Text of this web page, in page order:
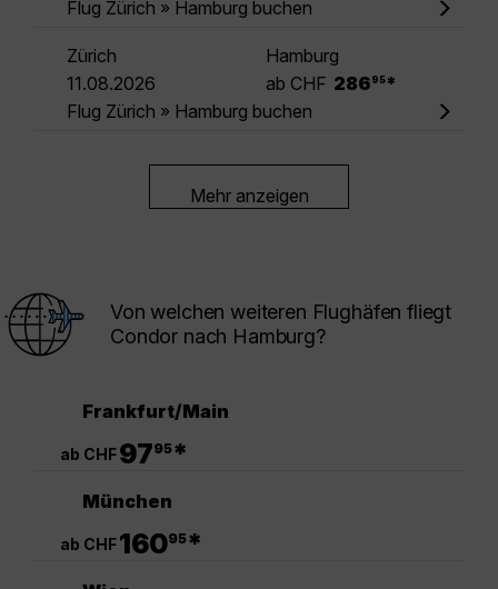
Flug Zürich » Hamburg buchen
Zürich
Hamburg
11.08.2026
ab CHF 286 95 *
Flug Zürich » Hamburg buchen
Mehr anzeigen
Von welchen weiteren Flughäfen fliegt
Condor nach Hamburg?
Frankfurt/Main
ab CHF9795*
München
ab CHF16095*